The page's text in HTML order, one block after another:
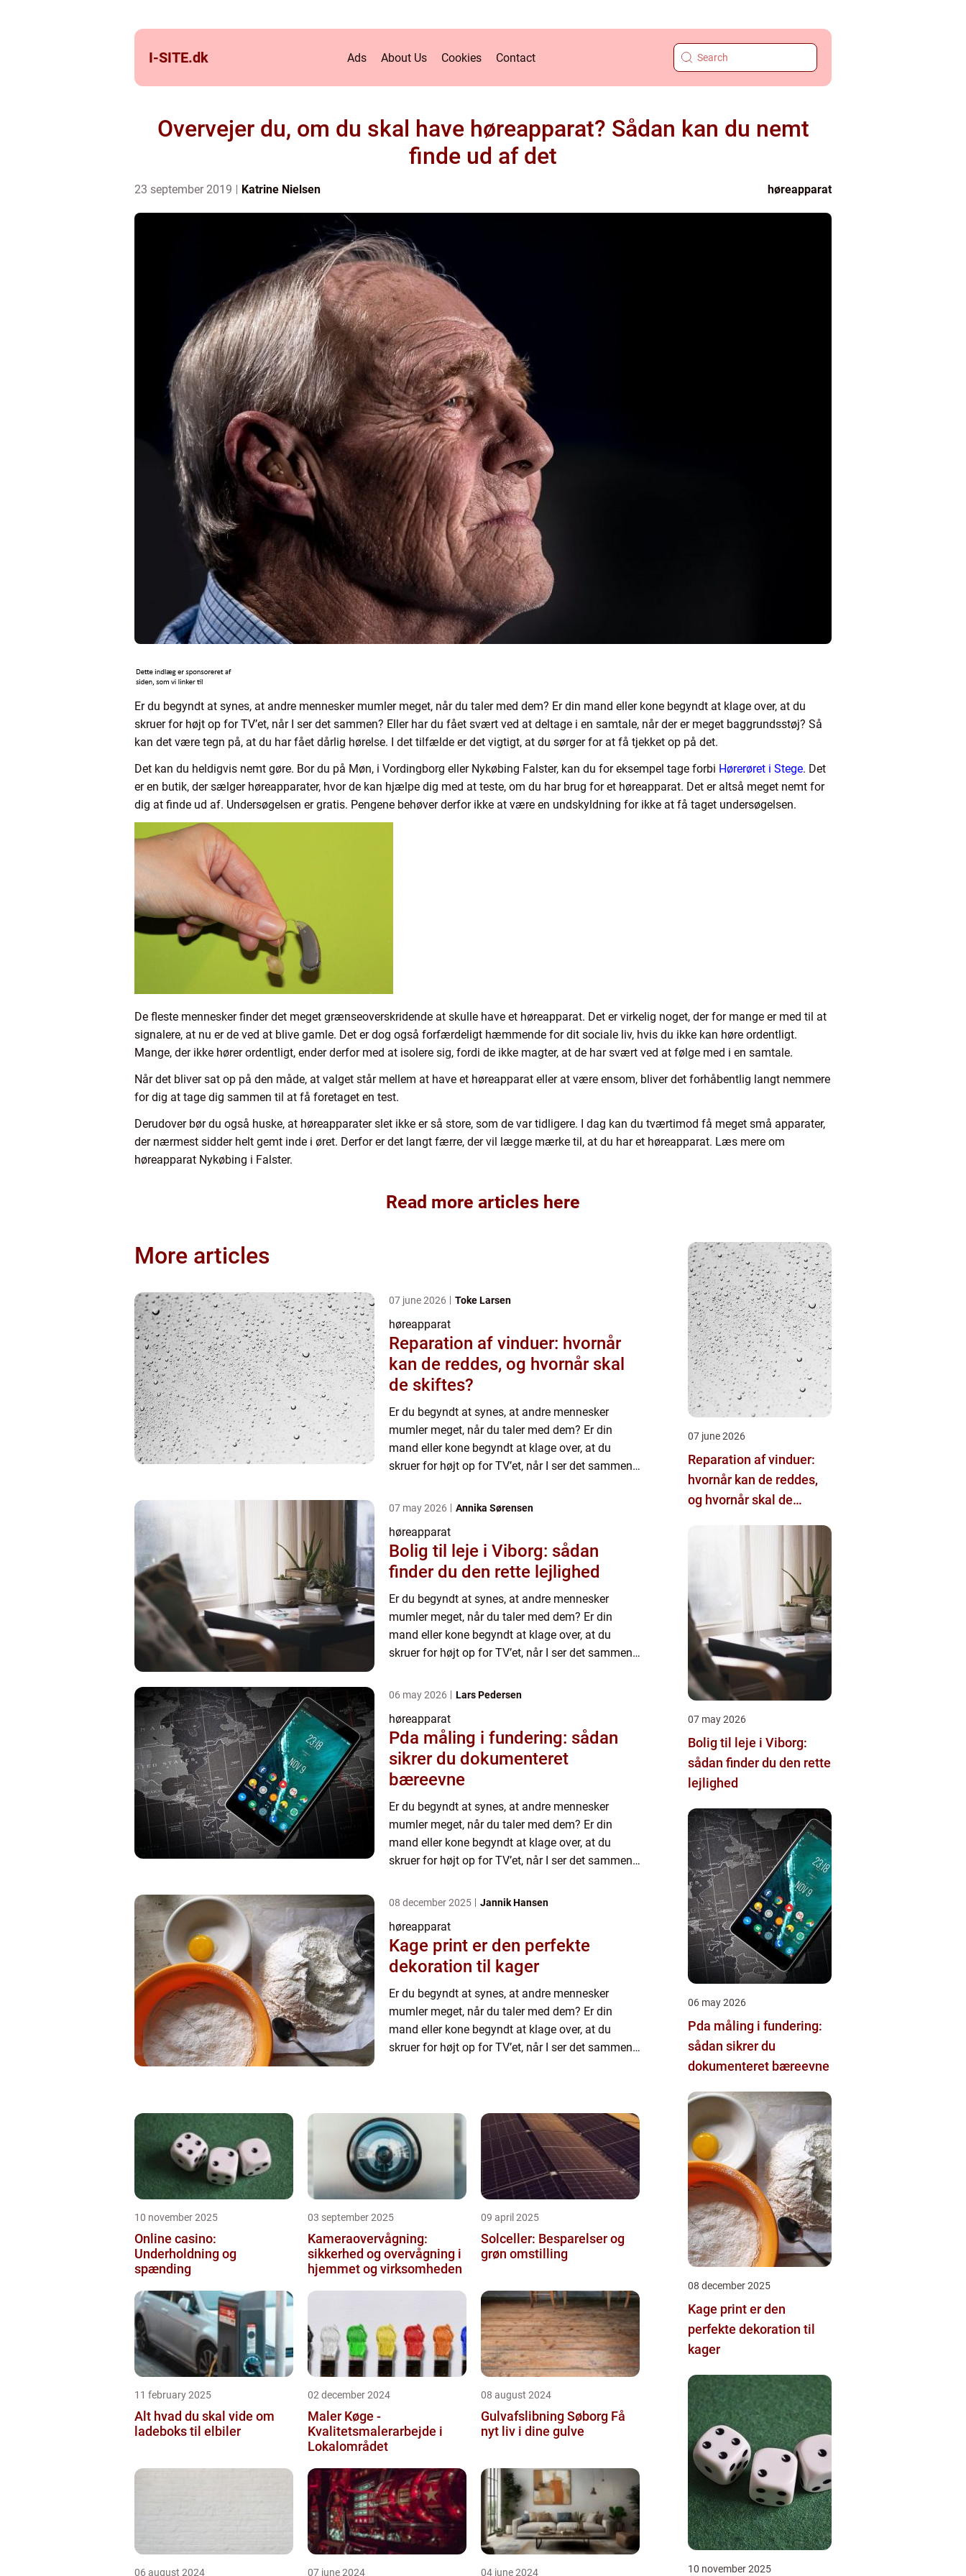
I-SITE.dk Ads About Us Cookies Contact
Overvejer du, om du skal have høreapparat? Sådan kan du nemt
finde ud af det
23 september 2019 Katrine Nielsen høreapparat
Er du begyndt at synes, at andre mennesker mumler meget, når du taler med dem? Er din mand eller kone begyndt at klage over, at du
skruer for højt op for TV’et, når I ser det sammen? Eller har du fået svært ved at deltage i en samtale, når der er meget baggrundsstøj? Så
kan det være tegn på, at du har fået dårlig hørelse. I det tilfælde er det vigtigt, at du sørger for at få tjekket op på det.
Det kan du heldigvis nemt gøre. Bor du på Møn, i Vordingborg eller Nykøbing Falster, kan du for eksempel tage forbi Hørerøret i Stege. Det
er en butik, der sælger høreapparater, hvor de kan hjælpe dig med at teste, om du har brug for et høreapparat. Det er altså meget nemt for
dig at finde ud af. Undersøgelsen er gratis. Pengene behøver derfor ikke at være en undskyldning for ikke at få taget undersøgelsen.
De fleste mennesker finder det meget grænseoverskridende at skulle have et høreapparat. Det er virkelig noget, der for mange er med til at
signalere, at nu er de ved at blive gamle. Det er dog også forfærdeligt hæmmende for dit sociale liv, hvis du ikke kan høre ordentligt.
Mange, der ikke hører ordentligt, ender derfor med at isolere sig, fordi de ikke magter, at de har svært ved at følge med i en samtale.
Når det bliver sat op på den måde, at valget står mellem at have et høreapparat eller at være ensom, bliver det forhåbentlig langt nemmere
for dig at tage dig sammen til at få foretaget en test.
Derudover bør du også huske, at høreapparater slet ikke er så store, som de var tidligere. I dag kan du tværtimod få meget små apparater,
der nærmest sidder helt gemt inde i øret. Derfor er det langt færre, der vil lægge mærke til, at du har et høreapparat. Læs mere om
høreapparat Nykøbing i Falster.
Read more articles here
More articles
07 june 2026 Toke Larsen
høreapparat
Reparation af vinduer: hvornår
kan de reddes, og hvornår skal
de skiftes?
Er du begyndt at synes, at andre mennesker
mumler meget, når du taler med dem? Er din
mand eller kone begyndt at klage over, at du
skruer for højt op for TV’et, når I ser det sammen?
07 may 2026 Annika Sørensen
høreapparat
Bolig til leje i Viborg: sådan
finder du den rette lejlighed
Er du begyndt at synes, at andre mennesker
mumler meget, når du taler med dem? Er din
mand eller kone begyndt at klage over, at du
skruer for højt op for TV’et, når I ser det sammen?
06 may 2026 Lars Pedersen
høreapparat
Pda måling i fundering: sådan
sikrer du dokumenteret
bæreevne
Er du begyndt at synes, at andre mennesker
mumler meget, når du taler med dem? Er din
mand eller kone begyndt at klage over, at du
skruer for højt op for TV’et, når I ser det sammen?
08 december 2025 Jannik Hansen
høreapparat
Kage print er den perfekte
dekoration til kager
Er du begyndt at synes, at andre mennesker
mumler meget, når du taler med dem? Er din
mand eller kone begyndt at klage over, at du
skruer for højt op for TV’et, når I ser det sammen?
10 november 2025
Online casino:
Underholdning og
spænding
03 september 2025
Kameraovervågning:
sikkerhed og overvågning i
hjemmet og virksomheden
09 april 2025
Solceller: Besparelser og
grøn omstilling
11 february 2025
Alt hvad du skal vide om
ladeboks til elbiler
02 december 2024
Maler Køge -
Kvalitetsmalerarbejde i
Lokalområdet
08 august 2024
Gulvafslibning Søborg Få
nyt liv i dine gulve
06 august 2024 07 june 2024 04 june 2024
07 june 2026
Reparation af vinduer:
hvornår kan de reddes,
og hvornår skal de
07 may 2026
Bolig til leje i Viborg:
sådan finder du den rette
lejlighed
06 may 2026
Pda måling i fundering:
sådan sikrer du
dokumenteret bæreevne
08 december 2025
Kage print er den
perfekte dekoration til
kager
10 november 2025